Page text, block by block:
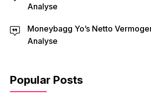
Analyse
Moneybagg Yo’s Netto
Analyse
Popular Posts